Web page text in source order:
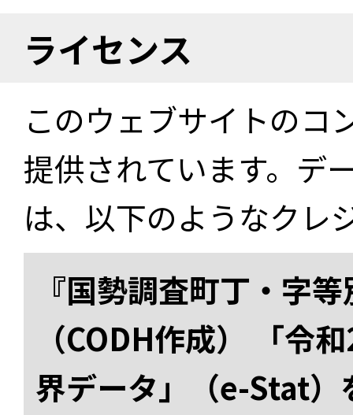
ライセンス
このウェブサイトのコ
提供されています。デ
は、以下のようなクレ
『国勢調査町丁・字
（CODH作成） 「令
界データ」（e-Stat）